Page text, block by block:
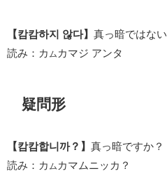
【캄캄하지 않다】 真っ暗ではない
読み：カ ム カマジ アンタ
疑問形
【캄캄합니까？】 真っ暗ですか？
読み：カ ム カマムニッカ？